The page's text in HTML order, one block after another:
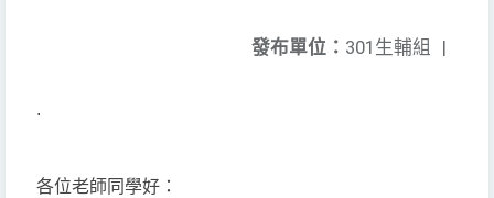
發布單位： 301生輔組 |
.
各位老師同學好：